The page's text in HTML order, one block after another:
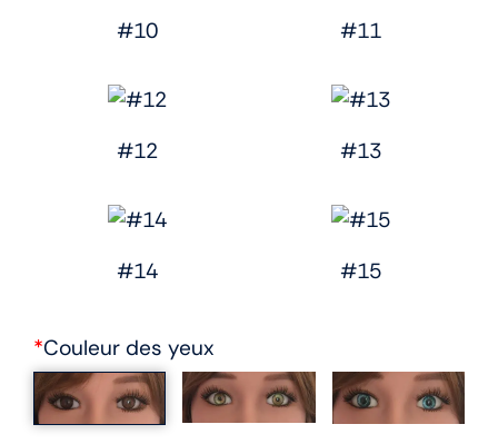
#10 #11
#12 #13
#14 #15
*Couleur des yeux